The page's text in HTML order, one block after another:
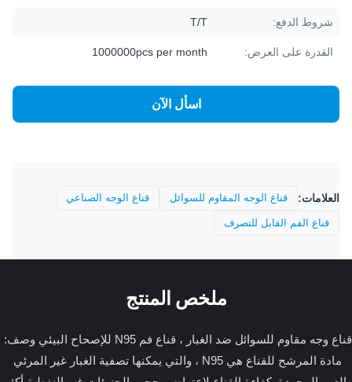
شروط الدفع: T/T
القدرة على العرض: 1000000pcs per month
اسأل الآن
العلامات: قناع الوجه المقاوم للسوائل قناع الوجه الصناعي
قناع الفم القابل للتصرف
ملخص المنتج